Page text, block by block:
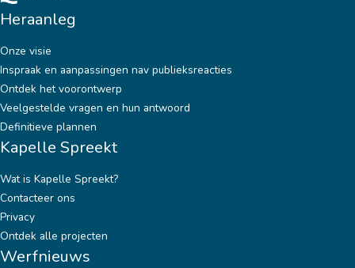
Heraanleg
Onze visie
Inspraak en aanpassingen nav publieksreacties
Ontdek het voorontwerp
Veelgestelde vragen en hun antwoord
Definitieve plannen
Kapelle Spreekt
Wat is Kapelle Spreekt?
Contacteer ons
Privacy
Ontdek alle projecten
Werfnieuws